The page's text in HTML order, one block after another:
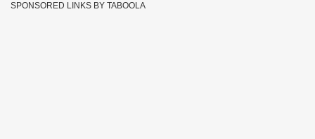
SPONSORED LINKS BY TABOOLA